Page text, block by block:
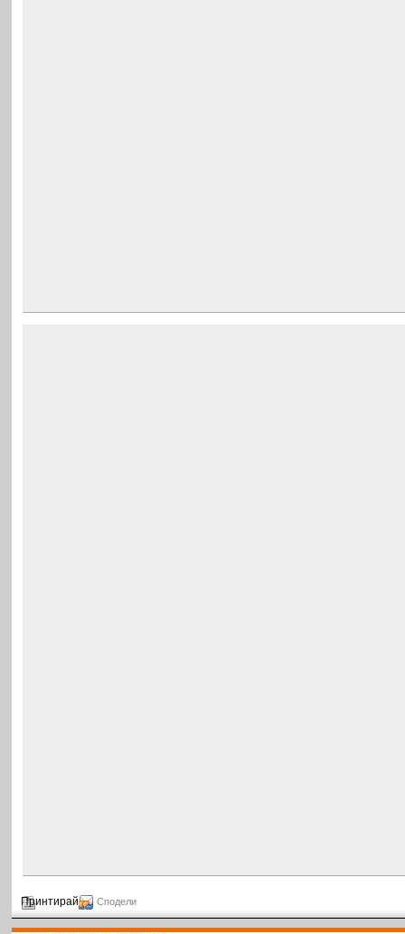
Принтирай Сподели